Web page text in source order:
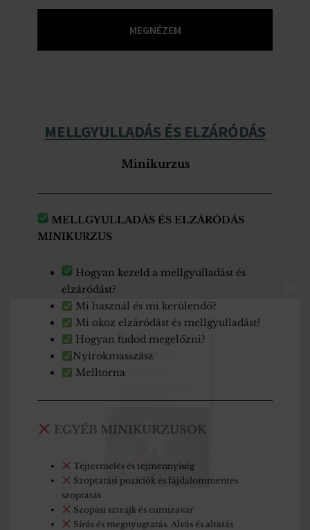
MEGNÉZEM
MELLGYULLADÁS ÉS ELZÁRÓDÁS
Minikurzus
MELLGYULLADÁS ÉS ELZÁRÓDÁS
MINIKURZUS
Hogyan kezeld a mellgyulladást és
elzáródást?
Mi használ és mi kerülendő?
Mi okoz elzáródást és mellgyulladást?
Hogyan tudod megelőzni?
Nyirokmasszász
Melltorna
EGYÉB MINIKURZUSOK
Tejtermelés és tejmennyiség
Szoptatási pozíciók és fájdalommentes
szoptatás
Szopási sztrájk és cumizavar
Sírás és megnyugtatás. Alvás és altatás